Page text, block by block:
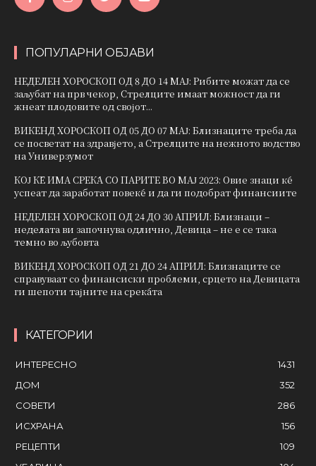
ПОПУЛАРНИ ОБЈАВИ
НЕДЕЛЕН ХОРОСКОП ОД 8 ДО 14 МАЈ: Рибите можат да се
заљубат на прв чекор, Стрелците имаат можност да ги
жнеат плодовите од својот...
ВИКЕНД ХОРОСКОП ОД 05 ДО 07 МАЈ: Близнаците треба да
се посветат на здравјето, а Стрелците на нежното водство
на Универзумот
КОЈ ЌЕ ИМА СРЕЌА СО ПАРИТЕ ВО МАЈ 2023: Овие знаци ќе
успеат да заработат повеќе и да ги подобрат финансиите
НЕДЕЛЕН ХОРОСКОП ОД 24 ДО 30 АПРИЛ: Близнаци –
неделата ви започнува одлично, Девица – не е се така
темно во љубовта
ВИКЕНД ХОРОСКОП ОД 21 ДО 24 АПРИЛ: Близнаците се
справуваат со финансиски проблеми, срцето на Девицата
ги шепоти тајните на среќата
КАТЕГОРИИ
ИНТЕРЕСНО
1431
ДОМ
352
СОВЕТИ
286
ИСХРАНА
156
РЕЦЕПТИ
109